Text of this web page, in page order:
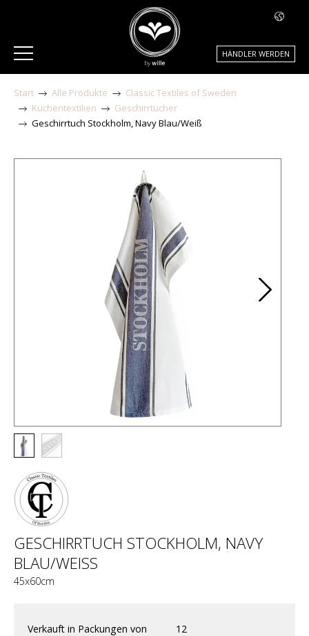
HÄNDLER WERDEN
Start Alle Produkte
Classic Textiles of Sweden
Küchentextilien
Geschirrtücher
Geschirrtuch Stockholm, Navy Blau/Weiß
GESCHIRRTUCH STOCKHOLM, NAVY
BLAU/WEISS
45x60cm
Verkauft in Packungen von
12